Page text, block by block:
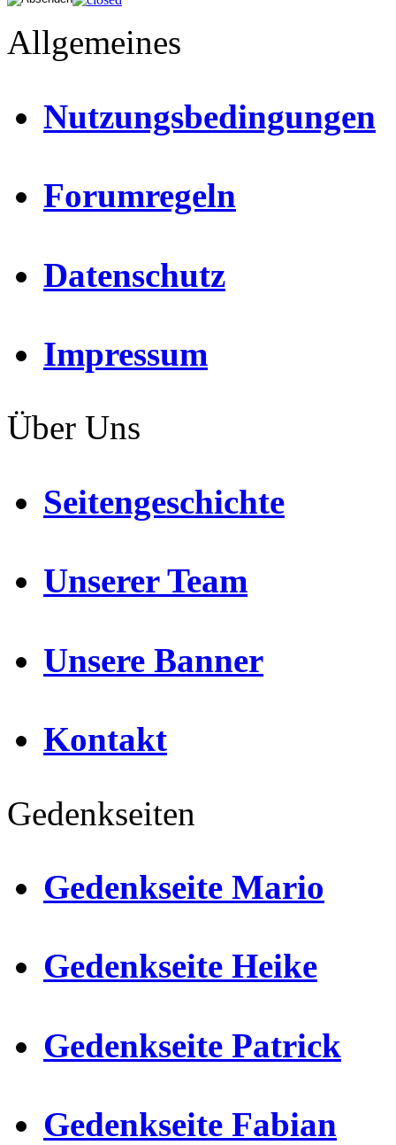
Allgemeines
Nutzungsbedingungen
Forumregeln
Datenschutz
Impressum
Über Uns
Seitengeschichte
Unserer Team
Unsere Banner
Kontakt
Gedenkseiten
Gedenkseite Mario
Gedenkseite Heike
Gedenkseite Patrick
Gedenkseite Fabian